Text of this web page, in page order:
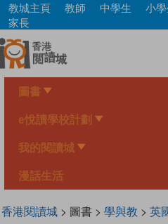
Skip
main
content
教城主頁 教師 中學生
小
家長
圖書
e悅讀學校計劃
我的閱讀城
漫話生活
香港閱讀城> 圖書 > 學與教 > 英